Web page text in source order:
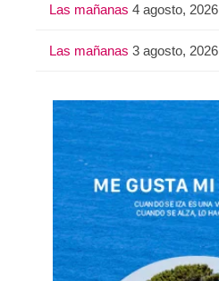
Las mañanas 4 agosto, 2026
Las mañanas 3 agosto, 2026